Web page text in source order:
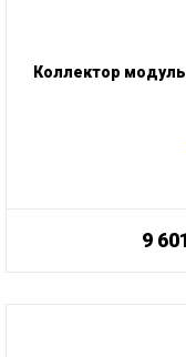
Коллектор
9